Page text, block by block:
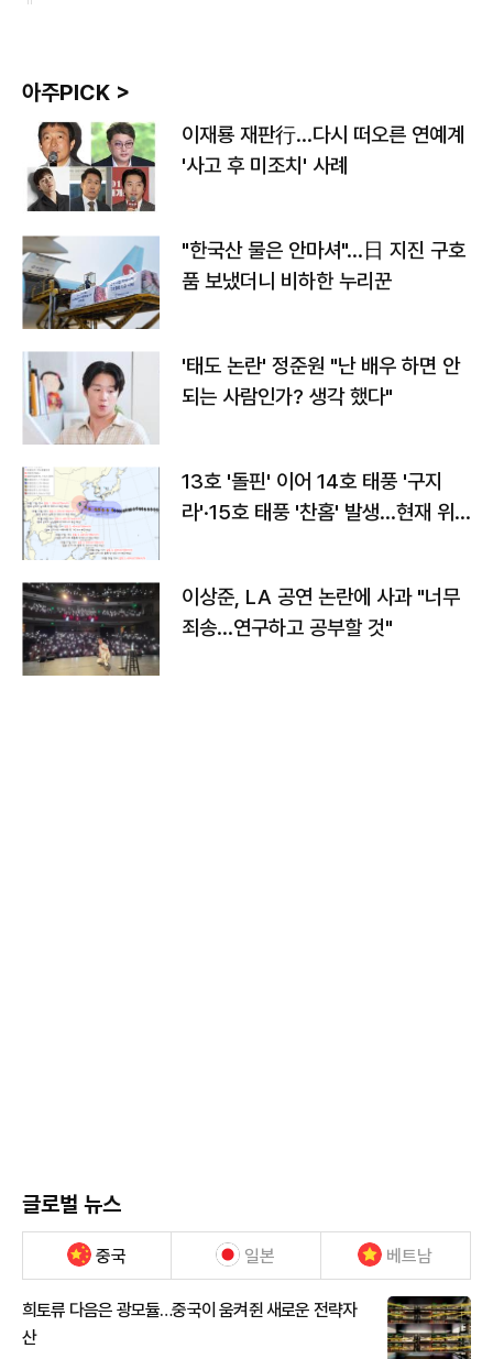
아주PICK >
이재룡 재판行…다시 떠오른 연예계
'사고 후 미조치' 사례
"한국산 물은 안마셔"…日 지진 구호
품 보냈더니 비하한 누리꾼
'태도 논란' 정준원 "난 배우 하면 안
되는 사람인가? 생각 했다"
13호 '돌핀' 이어 14호 태풍 '구지
라'·15호 태풍 '찬홈' 발생…현재 위
이상준, LA 공연 논란에 사과 "너무
죄송…연구하고 공부할 것"
글로벌 뉴스
중국 일본 베트남
희토류 다음은 광모듈…중국이 움켜쥔 새로운 전략자
산